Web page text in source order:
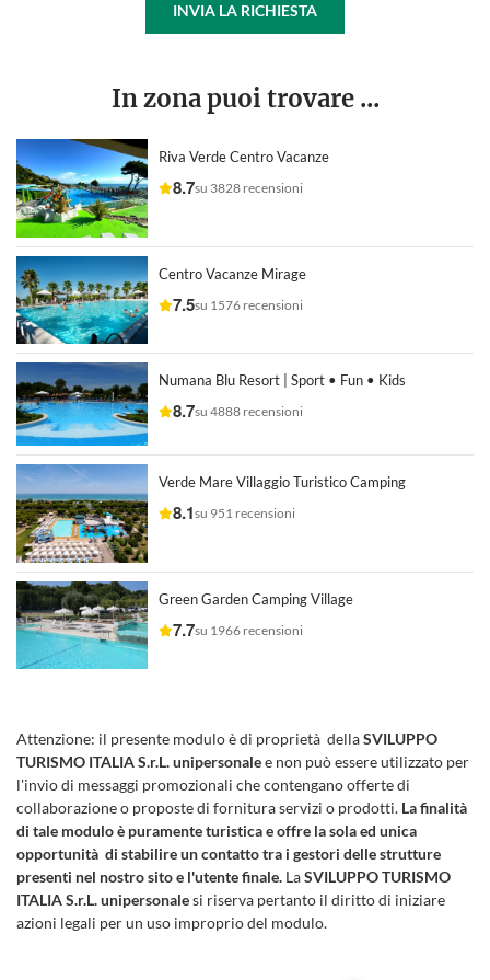
INVIA LA RICHIESTA
In zona puoi trovare ...
Riva Verde Centro Vacanze
8.7su 3828 recensioni
Centro Vacanze Mirage
7.5su 1576 recensioni
Numana Blu Resort | Sport • Fun • Kids
8.7su 4888 recensioni
Verde Mare Villaggio Turistico Camping
8.1su 951 recensioni
Green Garden Camping Village
7.7su 1966 recensioni
Attenzione: il presente modulo è di proprietà dellaSVILUPPO
TURISMO ITALIA S.r.L. unipersonalee non può essere utilizzato per
l'invio di messaggi promozionali che contengano offerte di
collaborazione o proposte di fornitura servizi o prodotti. La finalità
di tale modulo è puramente turistica e offre la sola ed unica
opportunità di stabilire un contatto tra i gestori delle strutture
presenti nel nostro sito e l'utente finale. LaSVILUPPO TURISMO
ITALIA S.r.L. unipersonalesi riserva pertanto il diritto di iniziare
azioni legali per un uso improprio del modulo.